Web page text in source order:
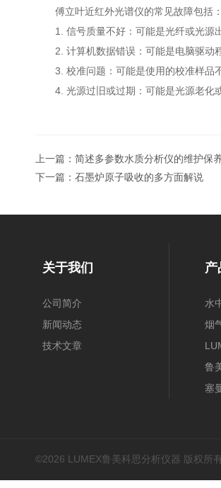
傅立叶近红外光谱仪的常见故障包括：
1. 信号质量不好：可能是光纤或光源
2. 计算机数据错误：可能是电脑驱动
3. 校准问题：可能是使用的校准样品不
4. 光源过旧或过期：可能是光源老化
上一篇： 简述多参数水质分析仪的维护保
下一篇： 石墨炉原子吸收的多方面解说
关于我们
公司简介
新闻动态
技术文章
产
水
膜/
烟
（
鲁
塞
©2026 LUMEX鲁美科思分析仪器 版权所